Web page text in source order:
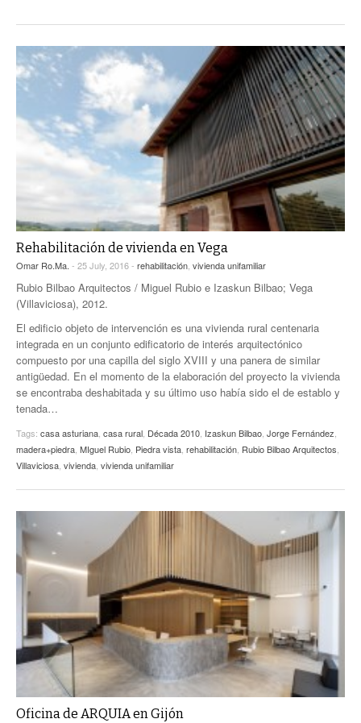
Rehabilitación de vivienda en Vega
Omar Ro.Ma. - 25 July, 2016 - rehabilitación, vivienda unifamiliar
Rubio Bilbao Arquitectos / Miguel Rubio e Izaskun Bilbao; Vega
(Villaviciosa), 2012.
El edificio objeto de intervención es una vivienda rural centenaria
integrada en un conjunto edificatorio de interés arquitectónico
compuesto por una capilla del siglo XVIII y una panera de similar
antigüedad. En el momento de la elaboración del proyecto la vivienda
se encontraba deshabitada y su último uso había sido el de establo y
tenada…
Tags: casa asturiana, casa rural, Década 2010, Izaskun Bilbao, Jorge Fernández,
madera+piedra, MIguel Rubio, Piedra vista, rehabilitación, Rubio Bilbao Arquitectos,
Villaviciosa, vivienda, vivienda unifamiliar
Oficina de ARQUIA en Gijón